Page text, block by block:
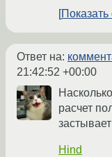
Показать
Ответ на:
21:42:52 +00:00
расчет
Hind